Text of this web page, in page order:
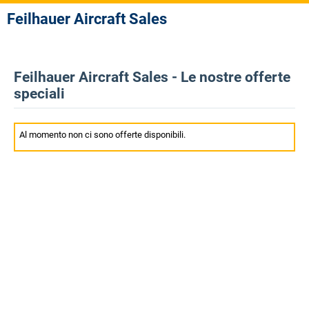
Feilhauer Aircraft Sales
Feilhauer Aircraft Sales - Le nostre offerte
speciali
Al momento non ci sono offerte disponibili.